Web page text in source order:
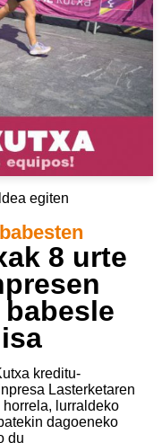
egiten
8 urte
kreditu-
Lasterketaren
lurraldeko
dagoeneko
du